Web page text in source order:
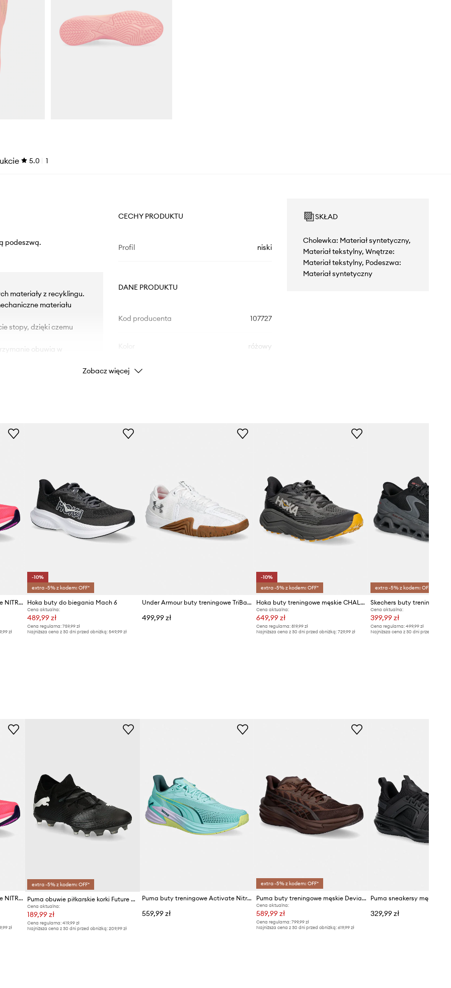
5.0 1
podeszwą.
materiały z recyklingu.
materiału
stopy, dzięki czemu
obuwia w
CECHY PRODUKTU
Profil niski
DANE PRODUKTU
Kod producenta 107727
różowy
Marka
ID Produktu
SKŁAD
Cholewka: Materiał syntetyczny,
Materiał tekstylny, Wnętrze:
Materiał tekstylny, Podeszwa:
Materiał syntetyczny
Zobacz więcej
Puma buty treningowe Deviate NITRO HYROX
zł
-10%
extra -5% z kodem: OFF*
Hoka buty do biegania Mach 6
Cena aktualna:
489,99 zł
Cena regularna: 759,99 zł
Najniższa cena z 30 dni przed obniżką: 549,99 zł
Under Armour buty treningowe TriBase Reign 6
499,99 zł
-10%
extra -5% z kodem: OFF*
Hoka buty treningowe męskie CHALLENGER 8 GTX
Cena aktualna:
649,99 zł
Cena regularna:819,99 zł
Najniższa cena z 30 dni przed obniżką:729,99 zł
extra -5% z kodem: OFF*
Cena aktualna:
399,99 zł
Cena regularna: 499,99 zł
Najniższa cena z 30 dni przed obniżką:
Puma buty treningowe Deviate NITRO HYROX
zł
extra -5% z kodem: OFF*
Puma obuwie piłkarskie korki Future 7 Match
Cena aktualna:
189,99 zł
Cena regularna: 419,99 zł
Najniższa cena z 30 dni przed obniżką: 209,99 zł
Puma buty treningowe Activate Nitro TR Hyrox
559,99 zł
extra -5% z kodem: OFF*
Puma buty treningowe męskie Deviate NITRO
Cena aktualna:
589,99 zł
Cena regularna:799,99 zł
Najniższa cena z 30 dni przed obniżką:619,99 zł
329,99 zł